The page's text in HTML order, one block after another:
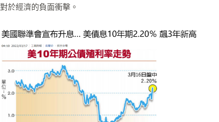
對於經濟的負面衝擊。